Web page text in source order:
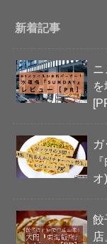
新着記事
ニ
オ
餃